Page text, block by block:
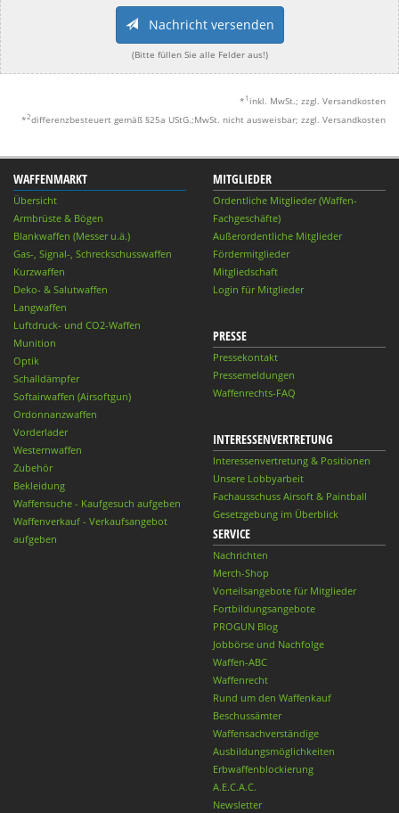
Nachricht versenden
(Bitte füllen Sie alle Felder aus!)
* 1 inkl. MwSt.; zzgl. Versandkosten
*2differenzbesteuert gemäß §25a UStG.;MwSt. nicht ausweisbar; zzgl. Versandkosten
WAFFENMARKT
Übersicht
Armbrüste & Bögen
Blankwaffen (Messer u.ä.)
Gas-, Signal-, Schreckschusswaffen
Kurzwaffen
Deko- & Salutwaffen
Langwaffen
Luftdruck- und CO2-Waffen
Munition
Optik
Schalldämpfer
Softairwaffen (Airsoftgun)
Ordonnanzwaffen
Vorderlader
Westernwaffen
Zubehör
Bekleidung
Waffensuche - Kaufgesuch aufgeben
Waffenverkauf - Verkaufsangebot
aufgeben
MITGLIEDER
Ordentliche Mitglieder (Waffen-
Fachgeschäfte)
Außerordentliche Mitglieder
Fördermitglieder
Mitgliedschaft
Login für Mitglieder
PRESSE
Pressekontakt
Pressemeldungen
Waffenrechts-FAQ
INTERESSENVERTRETUNG
Interessenvertretung & Positionen
Unsere Lobbyarbeit
Fachausschuss Airsoft & Paintball
Gesetzgebung im Überblick
SERVICE
Nachrichten
Merch-Shop
Vorteilsangebote für Mitglieder
Fortbildungsangebote
PROGUN Blog
Jobbörse und Nachfolge
Waffen-ABC
Waffenrecht
Rund um den Waffenkauf
Beschussämter
Waffensachverständige
Ausbildungsmöglichkeiten
Erbwaffenblockierung
A.E.C.A.C.
Newsletter